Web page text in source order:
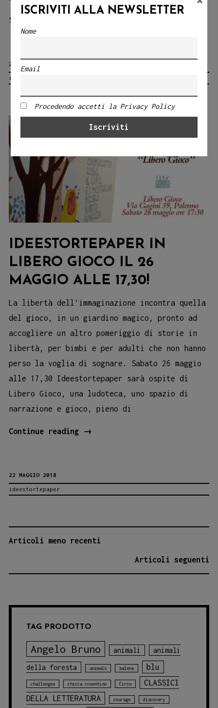
Stretto,
Messina!
22 MAGGIO 2018
ideestortepaper
IDEESTORTEPAPER IN
LIBERO GIOCO IL 26
MAGGIO ALLE 17,30!
La libertà dell’immaginazione incontra quella
del gioco, in un giardino magico, pronto ad
accogliere un altro pomeriggio di storie in
libertà, per bimbi e per adulti che non hanno
perso la voglia di sognare. Sabato 26 maggio
alle 17,30 Ideestortepaper sarà ospite di
Libero Gioco, una ludoteca, uno spazio di
narrazione e gioco, pieno di
Continue reading
Ideestortepaper
alle
→
22 MAGGIO 2018
ideestortepaper
NAVIGAZIONE
Articoli meno recenti
Articoli seguenti
TAG PRODOTTO
Angelo Bruno animali animali
della foresta animals balene blu
challenges chicca cosentino Circo
CLASSICI
DELLA LETTERATURA
courage discovery
ISCRIVITI ALLA NEWSLETTER
Nome
Email
Procedendo accetti la Privacy Policy